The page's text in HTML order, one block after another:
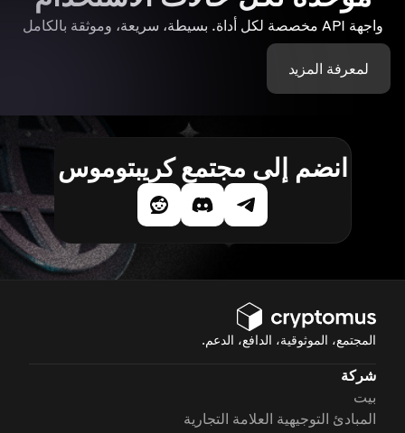
واجهة API مخصصة لكل أداة. بسيطة، سريعة، وموثقة بالكامل
لمعرفة المزيد
انضم إلى مجتمع كريبتوموس
المجتمع، الموثوقية، الدافع، الدعم.
شركة
بيت
المبادئ التوجيهية العلامة التجارية